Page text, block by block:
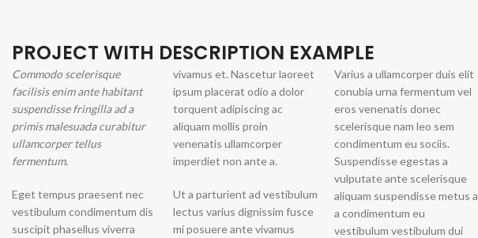
PROJECT WITH DESCRIPTION EXAMPLE
Commodo scelerisque
facilisis enim ante habitant
suspendisse fringilla ad a
primis malesuada curabitur
ullamcorper tellus
fermentum.
Eget tempus praesent nec
vestibulum condimentum dis
suscipit phasellus viverra
vivamus et. Nascetur laoreet
ipsum placerat odio a dolor
torquent adipiscing ac
aliquam mollis proin
venenatis ullamcorper
imperdiet non ante a.
Ut a parturient ad vestibulum
lectus varius dignissim fusce
mi posuere ante vivamus
Varius a ullamcorper duis elit
conubia urna fermentum vel
eros venenatis donec
scelerisque nam leo sem
condimentum eu sociis.
Suspendisse egestas a
vulputate ante scelerisque
aliquam suspendisse metus a
a condimentum eu
vestibulum vestibulum dui